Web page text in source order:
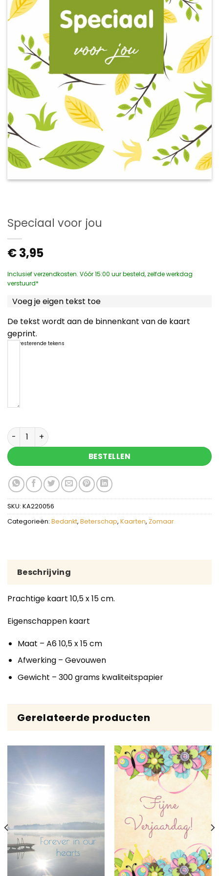
Speciaal voor jou
€3,95
Inclusief verzendkosten. Vóór 15:00 uur besteld, zelfde werkdag
verstuurd*
Voeg je eigen tekst toe
De tekst wordt aan de binnenkant van de kaart
geprint.
resterende tekens
Speciaal voor jou aantal
BESTELLEN
SKU: KA220056
Categorieën: Bedankt, Beterschap, Kaarten, Zomaar
Beschrijving
Prachtige kaart 10,5 x 15 cm.
Eigenschappen kaart
Maat – A6 10,5 x 15 cm
Afwerking – Gevouwen
Gewicht – 300 grams kwaliteitspapier
Gerelateerde producten